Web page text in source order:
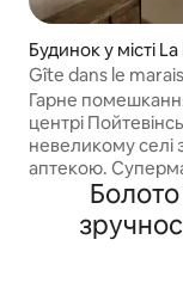
Будинок у місті
Gîte dans le
Гарне
центрі
невеликому селі
аптекою.
розташований у
6 км від
пляжів Вандеї
головних доріг